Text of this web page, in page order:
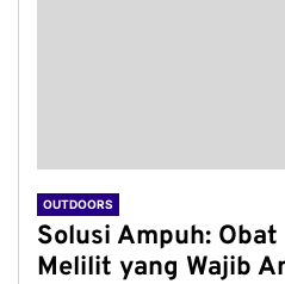
OUTDOORS
Solusi Ampuh:
Melilit yang Wajib